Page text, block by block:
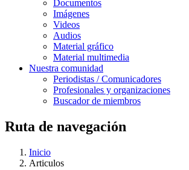
Documentos
Imágenes
Videos
Audios
Material gráfico
Material multimedia
Nuestra comunidad
Periodistas / Comunicadores
Profesionales y organizaciones
Buscador de miembros
Ruta de navegación
Inicio
Articulos